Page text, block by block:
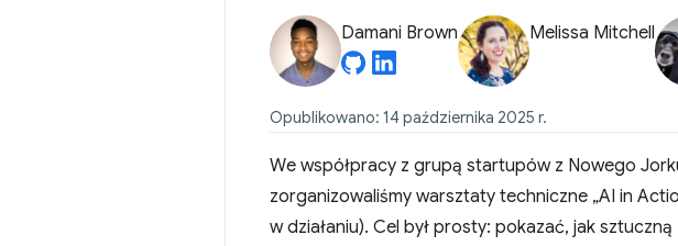
Damani Brown Melissa Mitchell
Opublikowano: 14 października 2025 r.
We współpracy z grupą startupów z Nowego
zorganizowaliśmy warsztaty techniczne „AI in
w działaniu). Cel był prosty: pokazać, jak sztuczną